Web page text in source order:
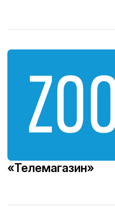
«Телемагазин»